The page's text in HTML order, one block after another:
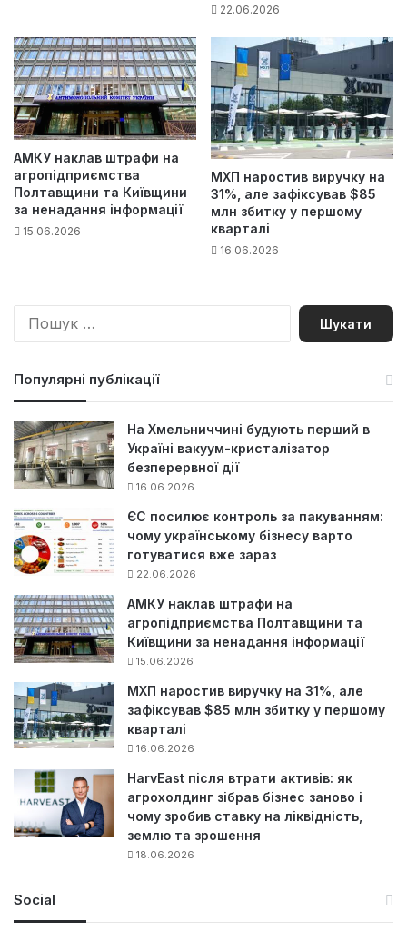
22.06.2026
АМКУ наклав штрафи на
агропідприємства
Полтавщини та Київщини
за ненадання інформації
15.06.2026
МХП наростив виручку на
31%, але зафіксував $85
млн збитку у першому
кварталі
16.06.2026
П
Популярні публікації
На Хмельниччині будують перший в
Україні вакуум-кристалізатор
безперервної дії
16.06.2026
ЄС посилює контроль за пакуванням:
чому українському бізнесу варто
готуватися вже зараз
22.06.2026
АМКУ наклав штрафи на
агропідприємства Полтавщини та
Київщини за ненадання інформації
15.06.2026
МХП наростив виручку на 31%, але
зафіксував $85 млн збитку у першому
кварталі
16.06.2026
HarvEast після втрати активів: як
агрохолдинг зібрав бізнес заново і
чому зробив ставку на ліквідність,
землю та зрошення
18.06.2026
Social